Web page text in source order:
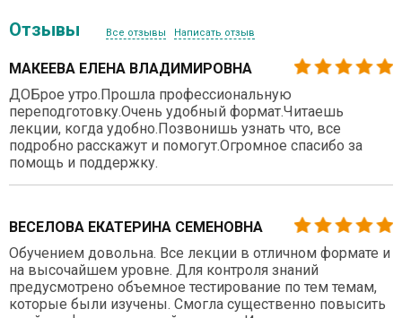
Отзывы Все отзывы Написать отзыв
МАКЕЕВА ЕЛЕНА ВЛАДИМИРОВНА
ДОБрое утро.Прошла профессиональную
переподготовку.Очень удобный формат.Читаешь
лекции, когда удобно.Позвонишь узнать что, все
подробно расскажут и помогут.Огромное спасибо за
помощь и поддержку.
ВЕСЕЛОВА ЕКАТЕРИНА СЕМЕНОВНА
Обучением довольна. Все лекции в отличном формате и
на высочайшем уровне. Для контроля знаний
предусмотрено объемное тестирование по тем темам,
которые были изучены. Смогла существенно повысить